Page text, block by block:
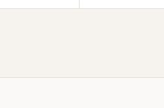
沒有「隆乳」，真的召開了一場泳